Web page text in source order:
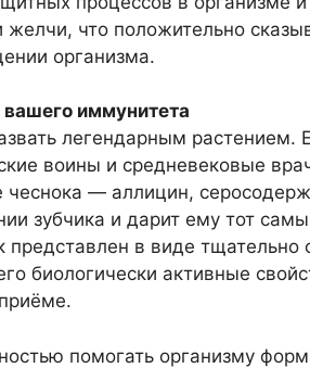
что положительно
организма.
иммунитета
легендарным растением.
воины и средневековые
— аллицин,
зубчика и дарит ему тот
представлен в виде тщательно
биологически активные
помогать организму